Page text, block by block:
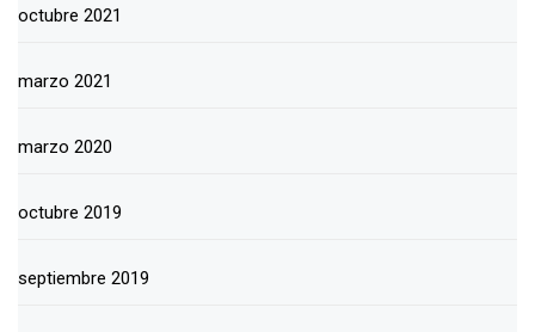
octubre 2021
marzo 2021
marzo 2020
octubre 2019
septiembre 2019